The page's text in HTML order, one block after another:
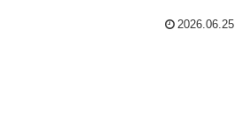
2026.06.25